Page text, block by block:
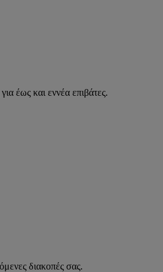
έως και εννέα επιβάτες.
διακοπές σας.